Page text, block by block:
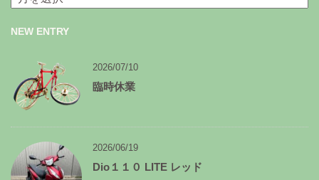
別
ー
ブ
NEW ENTRY
2026/07/10
臨時休業
2026/06/19
Dio１１０ LITE レッド